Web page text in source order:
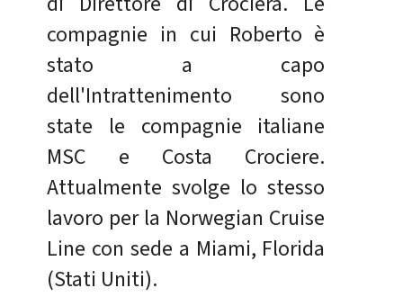
compagnie in cui Roberto è
stato a capo
dell'Intrattenimento sono
state le compagnie italiane
MSC e Costa Crociere.
Attualmente svolge lo stesso
lavoro per la Norwegian Cruise
Line con sede a Miami, Florida
(Stati Uniti).